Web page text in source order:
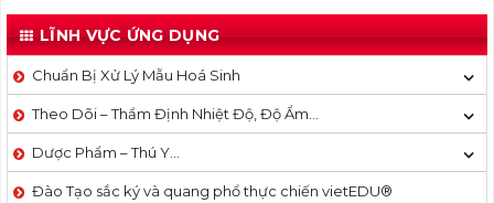
LĨNH VỰC ỨNG DỤNG
Chuẩn Bị Xử Lý Mẫu Hoá Sinh
Theo Dõi – Thẩm Định Nhiệt Độ, Độ Ẩm…
Dược Phẩm – Thú Y…
Đào Tạo sắc ký và quang phổ thực chiến vietEDU®